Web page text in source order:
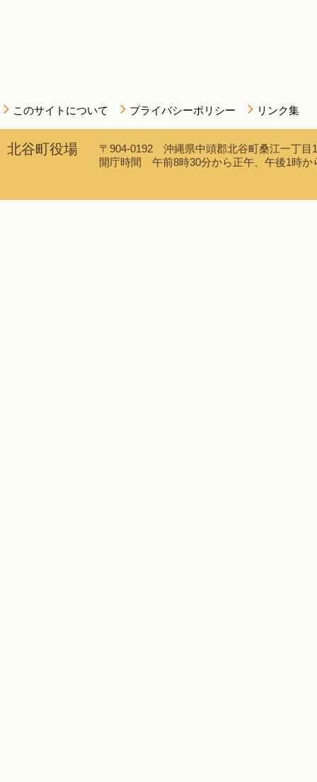
このサイトについて プライバシーポリシー リンク集
北谷町役場
〒904-0192 沖縄県中頭郡北谷町桑江一丁
開庁時間 午前8時30分から正午、午後1時か